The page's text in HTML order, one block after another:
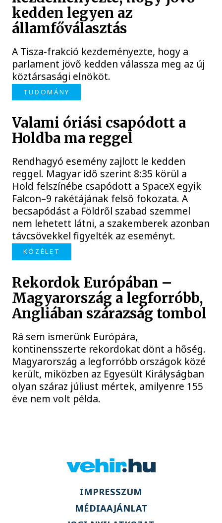
kedden legyen az
államfőválasztás
A Tisza-frakció kezdeményezte, hogy a
parlament jövő kedden válassza meg az új
köztársasági elnököt.
TUDOMÁNY
Valami óriási csapódott a
Holdba ma reggel
Rendhagyó esemény zajlott le kedden
reggel. Magyar idő szerint 8:35 körül a
Hold felszínébe csapódott a SpaceX egyik
Falcon–9 rakétájának felső fokozata. A
becsapódást a Földről szabad szemmel
nem lehetett látni, a szakemberek azonban
távcsövekkel figyelték az eseményt.
KÖZÉLET
Rekordok Európában –
Magyarország a legforróbb,
Angliában szárazság tombol
Rá sem ismerünk Európára,
kontinensszerte rekordokat dönt a hőség.
Magyarország a legforróbb országok közé
került, miközben az Egyesült Királyságban
olyan száraz júliust mértek, amilyenre 155
éve nem volt példa.
IMPRESSZUM
MÉDIAAJÁNLAT